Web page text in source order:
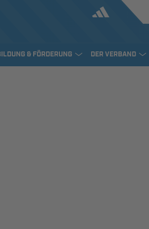
& FÖRDERUNG DER VERBAND